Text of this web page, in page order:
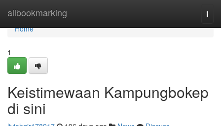
allbookmarking
Home
Home
1
Keistimewaan Kampungbokep
di sini